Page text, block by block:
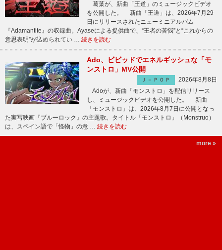
葛葉が、新曲「王道」のミュージックビデオ
を公開した。 新曲「王道」は、2026年7月29
日にリリースされたニューミニアルバム
『Adamantite』の収録曲。Ayaseによる提供曲で、“王者の苦悩”と“これからの
意思表明”が込められてい … 続きを読む
Ado、ビビッドでエネルギッシュな「モ
ンストロ」MV公開
Ｊ－ＰＯＰ
2026年8月8日
Adoが、新曲「モンストロ」を配信リリース
し、ミュージックビデオを公開した。 新曲
「モンストロ」は、2026年8月7日に公開となっ
た実写映画『ブルーロック』の主題歌。タイトル「モンストロ」（Monstruo）
は、スペイン語で「怪物」の意 … 続きを読む
more »